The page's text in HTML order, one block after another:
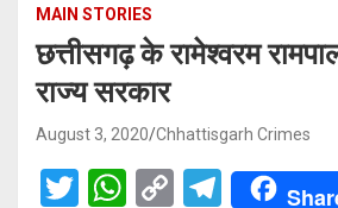
MAIN STORIES
छत्तीसगढ़ के रामेश्वरम
राज्य सरकार
August 3, 2020 Chhattisgarh Crimes
T
W C
T